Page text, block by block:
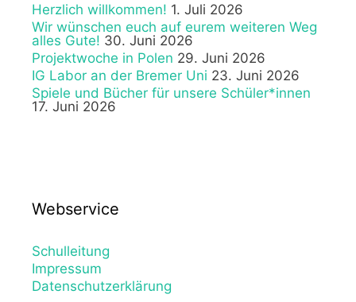
Herzlich willkommen! 1. Juli 2026
Wir wünschen euch auf eurem weiteren Weg
alles Gute! 30. Juni 2026
Projektwoche in Polen 29. Juni 2026
IG Labor an der Bremer Uni 23. Juni 2026
Spiele und Bücher für unsere Schüler*innen
17. Juni 2026
Webservice
Schulleitung
Impressum
Datenschutzerklärung